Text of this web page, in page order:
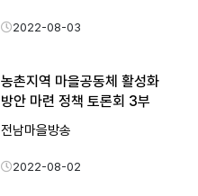
2022-08-03
농촌지역 마을공동체 활성화
방안 마련 정책 토론회 3부
전남마을방송
2022-08-02